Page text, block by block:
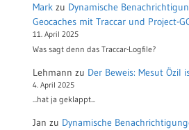
Mark zu Dynamische
Geocaches mit Traccar und Project-
11. April 2025
Was sagt denn das Traccar-Logfile?
Lehmann zu Der Beweis: Mesut Özil
4. April 2025
...hat ja geklappt...
Jan zu Dynamische